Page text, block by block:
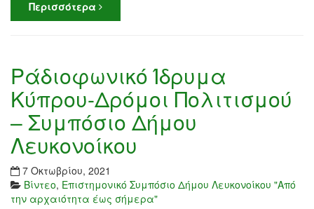
Περισσότερα
Ράδιοφωνικό Ίδρυμα
Κύπρου-Δρόμοι Πολιτισμού
– Συμπόσιο Δήμου
Λευκονοίκου
7 Οκτωβρίου, 2021
Βίντεο, Επιστημονικό Συμπόσιο Δήμου Λευκονοίκου "Από
την αρχαιότητα έως σήμερα"